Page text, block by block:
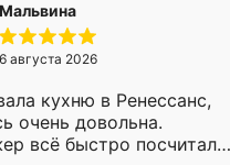
Мальвина
6 августа 2026
кухню в Ренессанс,
очень довольна.
всё быстро посчитала,